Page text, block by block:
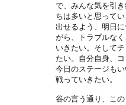
で、みんな気を引
ちは多いと思って
出せるよう、明日
がら、トラブルな
いきたい。そして
たい。自分自身、
今日のステージも
戦っていきたい。
谷の言う通り、こ